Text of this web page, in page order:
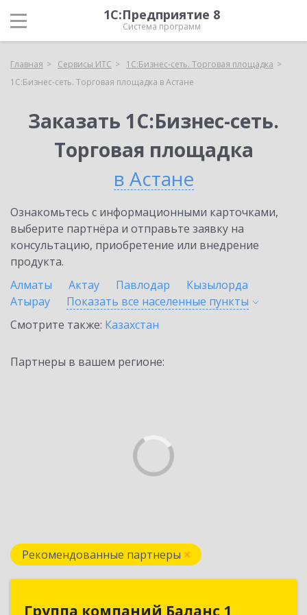
1С:Предприятие 8
Система программ
Главная Сервисы ИТС
1С:Бизнес-сеть. Торговая площадка
1С:Бизнес-сеть. Торговая площадка в Астане
Заказать 1С:Бизнес-сеть.
Торговая площадка
в Астане
Ознакомьтесь с информационными карточками,
выберите партнёра и отправьте заявку на
консультацию, приобретение или внедрение
продукта.
Алматы
Актау Павлодар
Кызылорда
Атырау
Показать все населенные пункты
Смотрите также: Казахстан
Партнеры в вашем регионе:
Рекомендованные партнеры
Группа компаний Баланс 1
Группа компаний Баланс 1